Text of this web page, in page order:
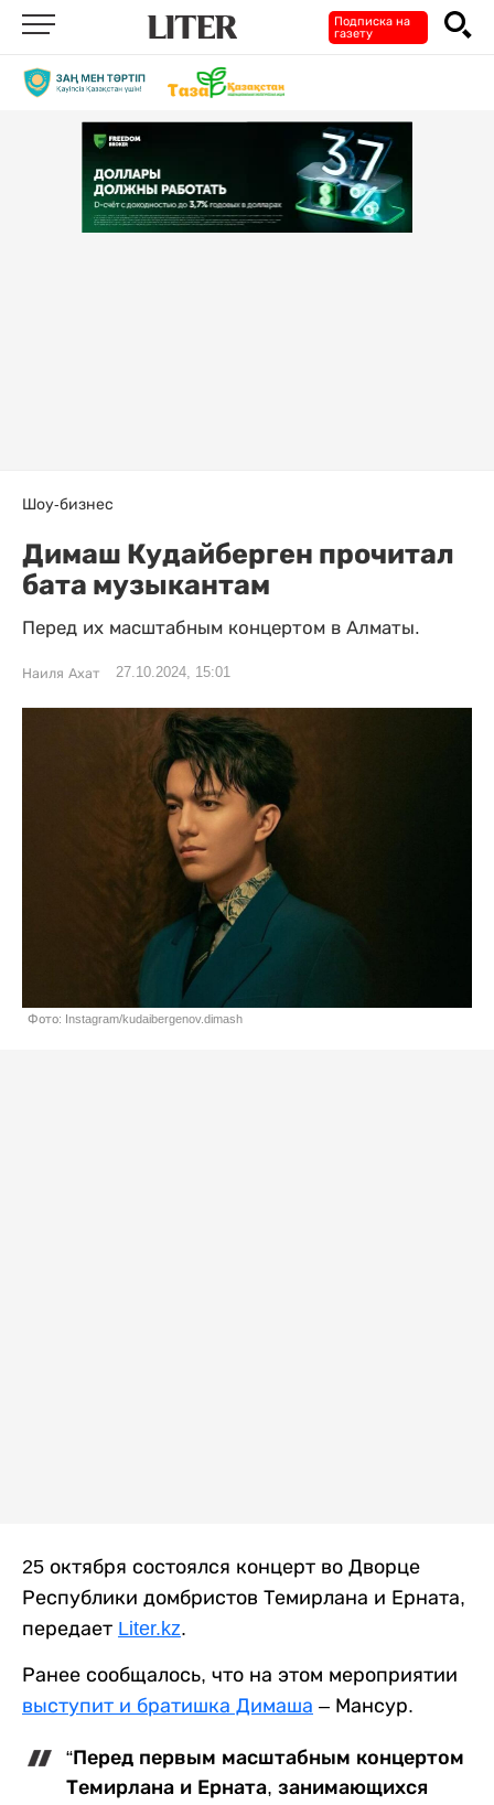
Подписка на
газету
Шоу-бизнес
Димаш Кудайберген прочитал
бата музыкантам
Перед их масштабным концертом в Алматы.
Наиля Ахат 27.10.2024, 15:01
Фото: Instagram/kudaibergenov.dimash
25 октября состоялся концерт во Дворце
Республики домбристов Темирлана и Ерната,
передает Liter.kz.
Ранее сообщалось, что на этом мероприятии
выступит и братишка Димаша – Мансур.
“Перед первым масштабным концертом
Темирлана и Ерната, занимающихся